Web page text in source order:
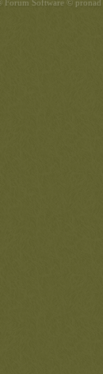
Forum Software © pronad